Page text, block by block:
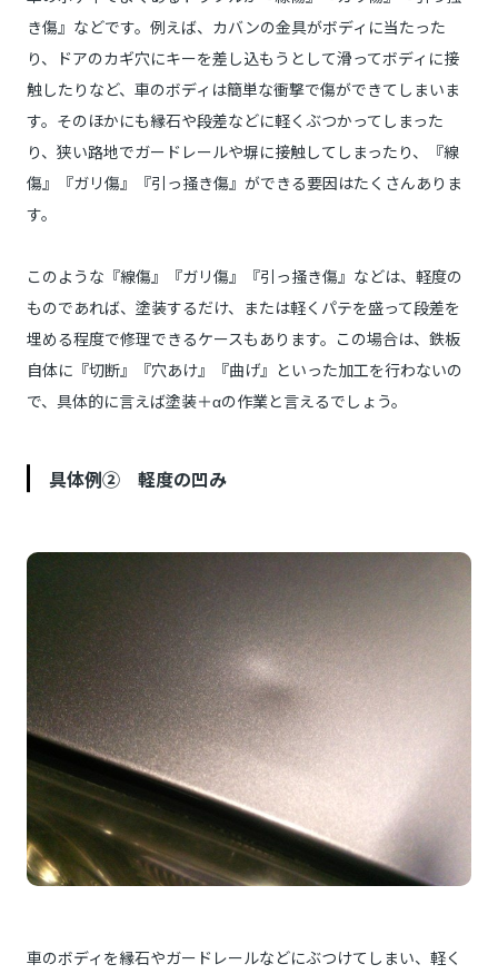
き傷』などです。例えば、カバンの金具がボディに当たった
り、ドアのカギ穴にキーを差し込もうとして滑ってボディに接
触したりなど、車のボディは簡単な衝撃で傷ができてしまいま
す。そのほかにも縁石や段差などに軽くぶつかってしまった
り、狭い路地でガードレールや塀に接触してしまったり、『線
傷』『ガリ傷』『引っ掻き傷』ができる要因はたくさんありま
す。
このような『線傷』『ガリ傷』『引っ掻き傷』などは、軽度の
ものであれば、塗装するだけ、または軽くパテを盛って段差を
埋める程度で修理できるケースもあります。この場合は、鉄板
自体に『切断』『穴あけ』『曲げ』といった加工を行わないの
で、具体的に言えば塗装＋αの作業と言えるでしょう。
具体例② 軽度の凹み
車のボディを縁石やガードレールなどにぶつけてしまい、軽く